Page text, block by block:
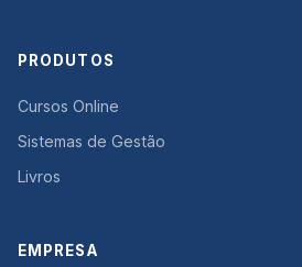
PRODUTOS
Cursos Online
Sistemas de Gestão
Livros
EMPRESA